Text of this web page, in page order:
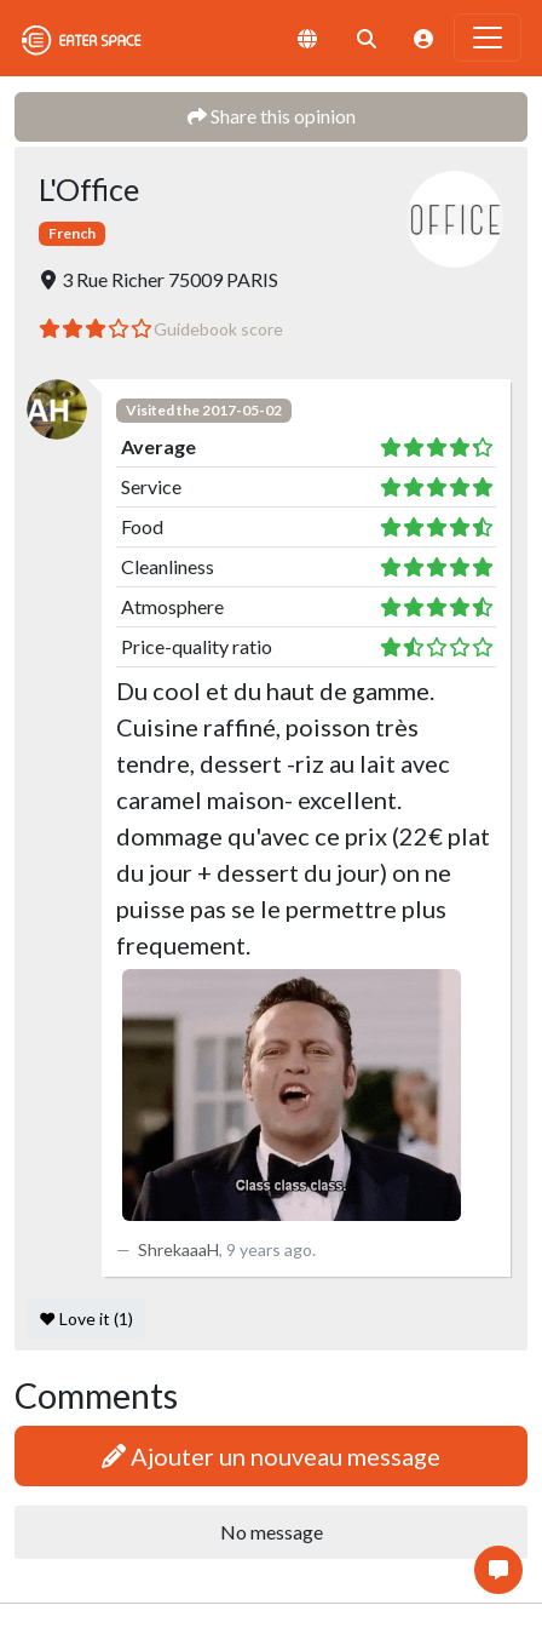
Share this opinion
L'Office
French
3 Rue Richer 75009 PARIS
Guidebook score
Visited the 2017-05-02
Average
Service
Food
Cleanliness
Atmosphere
Price-quality ratio
Du cool et du haut de gamme.
Cuisine raffiné, poisson très
tendre, dessert -riz au lait avec
caramel maison- excellent.
dommage qu'avec ce prix (22€ plat
du jour + dessert du jour) on ne
puisse pas se le permettre plus
frequement.
ShrekaaaH, 9 years ago.
❤️ Love it (1)
Comments
Ajouter un nouveau message
No message